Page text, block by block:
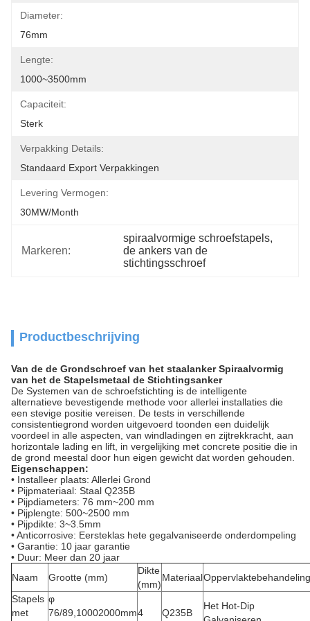
Diameter:
76mm
Lengte:
1000~3500mm
Capaciteit:
Sterk
Verpakking Details:
Standaard Export Verpakkingen
Levering Vermogen:
30MW/month
Markeren:
spiraalvormige schroefstapels,
de ankers van de
stichtingsschroef
Productbeschrijving
Van de de Grondschroef van het staalanker Spiraalvormig
van het de Stapelsmetaal de Stichtingsanker
De Systemen van de schroefstichting is de intelligente
alternatieve bevestigende methode voor allerlei installaties die
een stevige positie vereisen. De tests in verschillende
consistentiegrond worden uitgevoerd toonden een duidelijk
voordeel in alle aspecten, van windladingen en zijtrekkracht, aan
horizontale lading en lift, in vergelijking met concrete positie die in
de grond meestal door hun eigen gewicht dat worden gehouden.
Eigenschappen:
• Installeer plaats: Allerlei Grond
• Pijpmateriaal: Staal Q235B
• Pijpdiameters: 76 mm~200 mm
• Pijplengte: 500~2500 mm
• Pijpdikte: 3~3.5mm
• Anticorrosive: Eersteklas hete gegalvaniseerde onderdompeling
• Garantie: 10 jaar garantie
• Duur: Meer dan 20 jaar
Naam
Grootte (mm)
Dikte
(mm)
MateriaalOppervlaktebehandeling
Stapels
met
φ
76/89,10002000mm4 Q235B
Het Hot-Dip